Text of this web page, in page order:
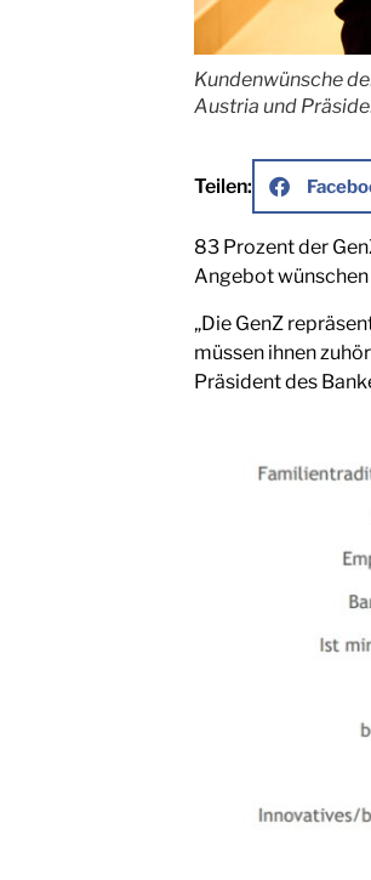
Kundenwünsche
Austria und
Teilen:
83 Prozent der
Angebot wünschen
„Die GenZ
müssen ihnen
Präsident des